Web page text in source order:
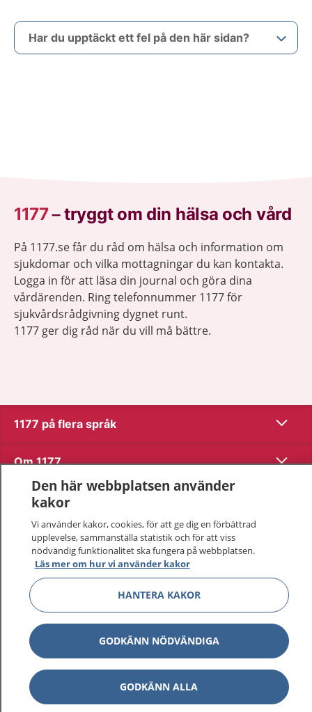
Har du upptäckt ett fel på den här sidan?
1177–tryggt om din hälsa och vård
På 1177.se får du råd om hälsa och information om
sjukdomar och vilka mottagningar du kan kontakta.
Logga in för att läsa din journal och göra dina
vårdärenden. Ring telefonnummer 1177 för
sjukvårdsrådgivning dygnet runt.
1177 ger dig råd när du vill må bättre.
1177 på flera språk Visa
Om 1177 Visa
Kontakt
Behandling av personuppgifter
Hantering av kakor
Inställningar för kakor
1177 – en tjänst frånInera.
Den här webbplatsen använder
kakor
Vi använder kakor, cookies, för att ge dig en förbättrad
upplevelse, sammanställa statistik och för att viss
nödvändig funktionalitet ska fungera på webbplatsen.
Läs mer om hur vi använder kakor
HANTERA KAKOR
GODKÄNN NÖDVÄNDIGA
GODKÄNN ALLA